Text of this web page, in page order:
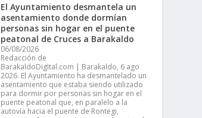
El Ayuntamiento desmantela un
asentamiento donde dormían
personas sin hogar en el puente
peatonal de Cruces a Barakaldo
06/08/2026
Redacción de
BarakaldoDigital.com | Barakaldo, 6 ago
2026. El Ayuntamiento ha desmantelado un
asentamiento que estaba siendo utilizado
para dormir por personas sin hogar en el
puente peatonal que, en paralelo a la
autovía hacia el puente de Rontegi,